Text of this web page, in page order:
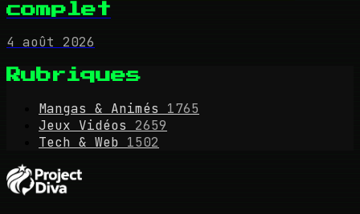
complet
4 août 2026
Rubriques
Mangas & Animés
1765
Jeux Vidéos
2659
Tech & Web 1502